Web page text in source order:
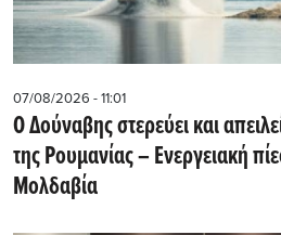
07/08/2026 - 11:01
Ο Δούναβης στερεύει και
της Ρουμανίας – Ενεργειακή
Μολδαβία